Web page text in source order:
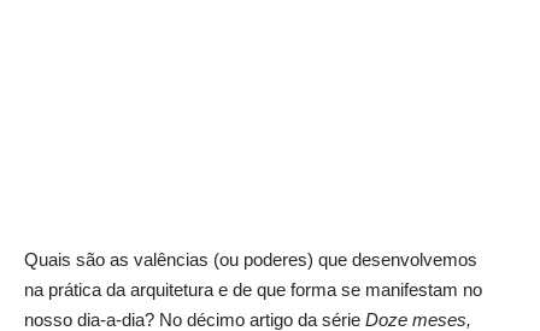
Quais são as valências (ou poderes) que desenvolvemos
na prática da arquitetura e de que forma se manifestam no
nosso dia-a-dia? No décimo artigo da série Doze meses,